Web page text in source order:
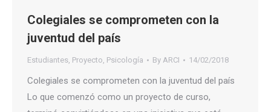
Colegiales se comprometen con la
juventud del país
Estudiantes, Proyecto, Psicología By ARCI 14/02/2018
Colegiales se comprometen con la juventud del país
Lo que comenzó como un proyecto de curso,